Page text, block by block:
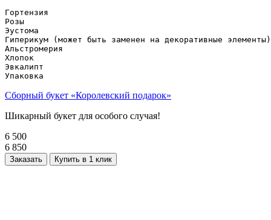
Гортензия
Розы
Эустома
Гиперикум (может быть заменен на декоративные элементы)
Альстромерия
Хлопок
Эвкалипт
Упаковка
Сборный букет «Королевский подарок»
Шикарный букет для особого случая!
6 500
6 850
Заказать Купить в 1 клик